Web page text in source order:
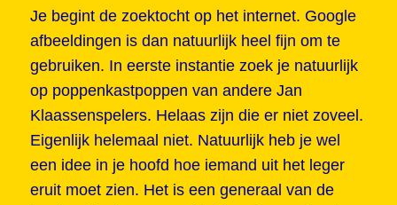
Je begint de zoektocht op het internet. Google
afbeeldingen is dan natuurlijk heel fijn om te
gebruiken. In eerste instantie zoek je natuurlijk
op poppenkastpoppen van andere Jan
Klaassenspelers. Helaas zijn die er niet zoveel.
Eigenlijk helemaal niet. Natuurlijk heb je wel
een idee in je hoofd hoe iemand uit het leger
eruit moet zien. Het is een generaal van de